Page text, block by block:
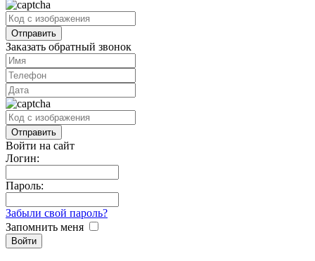
Заказать обратный звонок
Войти на сайт
Логин:
Пароль:
Забыли свой пароль?
Запомнить меня